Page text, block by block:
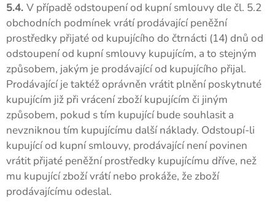
5.4. V případě odstoupení od kupní smlouvy dle čl. 5.2
obchodních podmínek vrátí prodávající peněžní
prostředky přijaté od kupujícího do čtrnácti (14) dnů od
odstoupení od kupní smlouvy kupujícím, a to stejným
způsobem, jakým je prodávající od kupujícího přijal.
Prodávající je taktéž oprávněn vrátit plnění poskytnuté
kupujícím již při vrácení zboží kupujícím či jiným
způsobem, pokud s tím kupující bude souhlasit a
nevzniknou tím kupujícímu další náklady. Odstoupí-li
kupující od kupní smlouvy, prodávající není povinen
vrátit přijaté peněžní prostředky kupujícímu dříve, než
mu kupující zboží vrátí nebo prokáže, že zboží
prodávajícímu odeslal.